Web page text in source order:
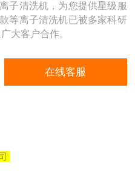
子清洗机，为您提供星级服
等离子清洗机已被多家科研
大客户合作。
在线客服